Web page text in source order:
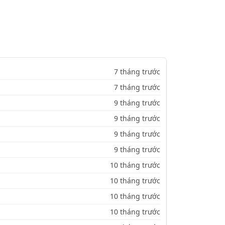
7 tháng trước
7 tháng trước
9 tháng trước
9 tháng trước
9 tháng trước
9 tháng trước
10 tháng trước
10 tháng trước
10 tháng trước
10 tháng trước